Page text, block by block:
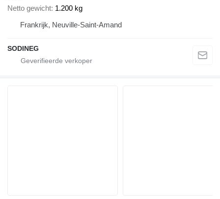
Netto gewicht 1.200 kg
Frankrijk, Neuville-Saint-Amand
SODINEG